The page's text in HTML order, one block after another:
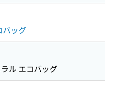
バッグ
ル エコバッグ